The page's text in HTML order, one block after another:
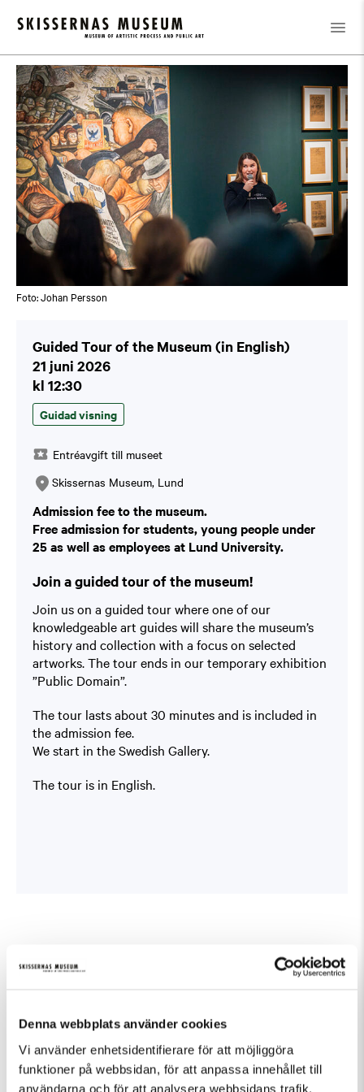
Denna webbplats använder cookies
Vi använder enhetsidentifierare för att möjliggöra
funktioner på webbsidan, för att anpassa innehållet till
användarna och för att analysera webbsidans trafik.
Kalender / Guided Tour of the Museum (in English)
Foto: Johan Persson
Guided Tour of the Museum (in English)
21 juni 2026
kl 12:30
Guidad visning
Entréavgift till museet
Skissernas Museum, Lund
Admission fee to the museum.
Free admission for students, young people under
25 as well as employees at Lund University.
Join a guided tour of the museum!
Join us on a guided tour where one of our
knowledgeable art guides will share the museum’s
history and collection with a focus on selected
artworks. The tour ends in our temporary exhibition
”Public Domain”.
The tour lasts about 30 minutes and is included in
the admission fee.
We start in the Swedish Gallery.
The tour is in English.
Fler evenemang som passar Guidad visning